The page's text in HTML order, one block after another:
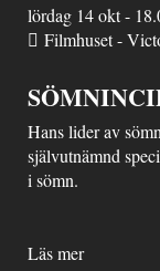
lördag 14 okt -
Filmhuset -
Hans lider av
självutnämnd
i sömn.
Läs mer